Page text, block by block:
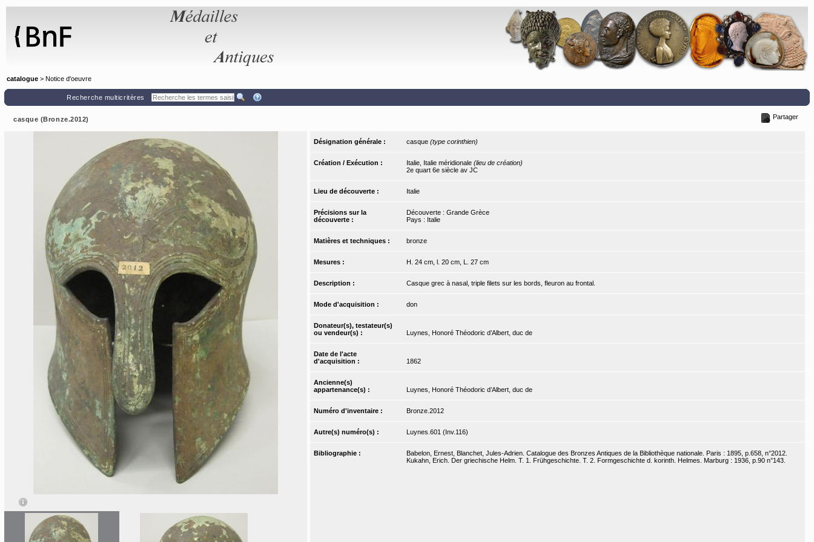
catalogue > Notice d'oeuvre
Recherche multicritères
casque (Bronze.2012) Partager
Désignation générale : casque (type corinthien)
Création / Exécution : Italie, Italie méridionale (lieu de création)
2e quart 6e siècle av JC
Lieu de découverte : Italie
Précisions sur la
découverte :
Découverte : Grande Grèce
Pays : Italie
Matières et techniques : bronze
Mesures : H. 24 cm, l. 20 cm, L. 27 cm
Description : Casque grec à nasal, triple filets sur les bords, fleuron au frontal.
Mode d'acquisition : don
Donateur(s), testateur(s)
ou vendeur(s) :
Luynes, Honoré Théodoric d’Albert, duc de
Date de l'acte
d'acquisition :
1862
Ancienne(s)
appartenance(s) :
Luynes, Honoré Théodoric d’Albert, duc de
Numéro d'inventaire : Bronze.2012
Autre(s) numéro(s) : Luynes.601 (Inv.116)
Bibliographie :
Babelon, Ernest, Blanchet, Jules-Adrien. Catalogue des Bronzes Antiques de la Bibliothèque nationale. Paris : 1895, p.658, n°2012.
Kukahn, Erich. Der griechische Helm. T. 1. Frühgeschichte. T. 2. Formgeschichte d. korinth. Helmes. Marburg : 1936, p.90 n°143.